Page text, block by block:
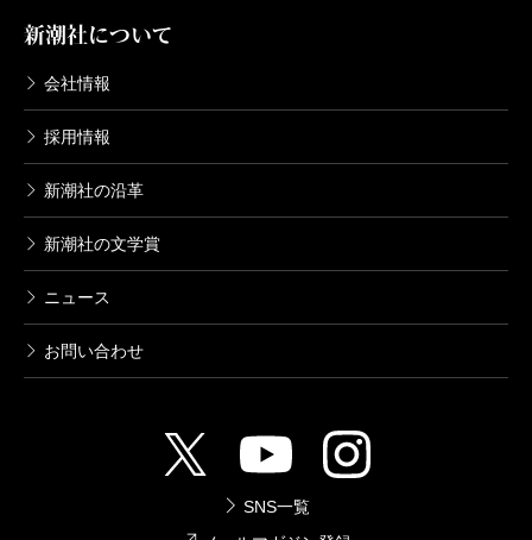
新潮社について
会社情報
採用情報
新潮社の沿革
新潮社の文学賞
ニュース
お問い合わせ
SNS一覧